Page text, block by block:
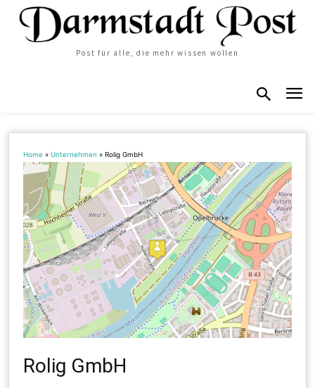
Post für alle, die mehr wissen wollen
Home »Unternehmen »Rolig GmbH
Rolig GmbH